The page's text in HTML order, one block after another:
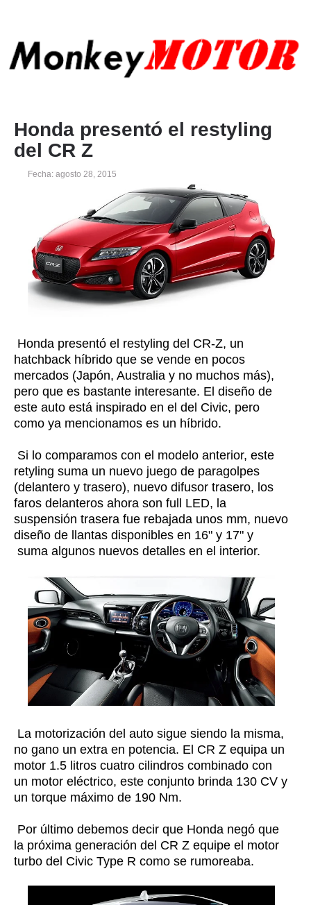
Honda presentó el restyling
del CR Z
Fecha: agosto 28, 2015
Honda presentó el restyling del CR-Z, un
hatchback híbrido que se vende en pocos
mercados (Japón, Australia y no muchos más),
pero que es bastante interesante. El diseño de
este auto está inspirado en el del Civic, pero
como ya mencionamos es un híbrido.
Si lo comparamos con el modelo anterior, este
retyling suma un nuevo juego de paragolpes
(delantero y trasero), nuevo difusor trasero, los
faros delanteros ahora son full LED, la
suspensión trasera fue rebajada unos mm, nuevo
diseño de llantas disponibles en 16" y 17" y
suma algunos nuevos detalles en el interior.
La motorización del auto sigue siendo la misma,
no gano un extra en potencia. El CR Z equipa un
motor 1.5 litros cuatro cilindros combinado con
un motor eléctrico, este conjunto brinda 130 CV y
un torque máximo de 190 Nm.
Por último debemos decir que Honda negó que
la próxima generación del CR Z equipe el motor
turbo del Civic Type R como se rumoreaba.